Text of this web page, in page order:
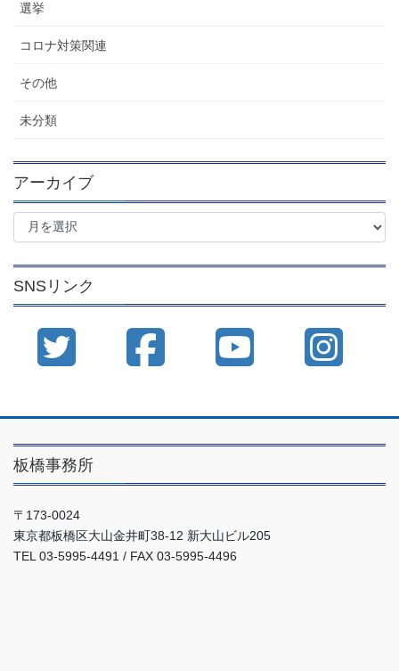
選挙
コロナ対策関連
その他
未分類
アーカイブ
ア
イ
ブ
SNSリンク
板橋事務所
〒173-0024
東京都板橋区大山金井町38-12 新大山ビル205
TEL 03-5995-4491 / FAX 03-5995-4496